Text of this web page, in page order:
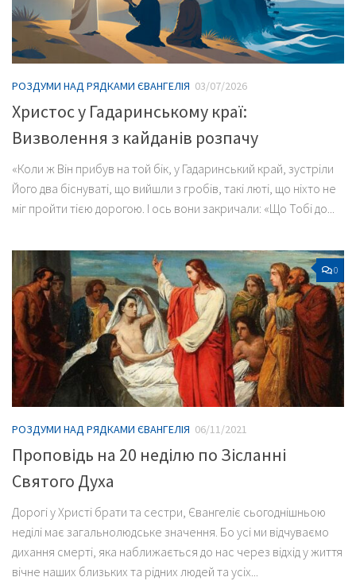
РОЗДУМИ НАД РЯДКАМИ ЄВАНГЕЛІЯ 03/07/2026
Христос у Гадаринському краї:
Визволення з кайданів розпачу
«Коли ж Він прибув на той бік, у Гадаринський край, зустріли
Його два біснуваті, що вийшли з гробів, такі люті, що ніхто не
міг пройти тією дорогою. І ось вони закричали: «Що Тобі до...
0
РОЗДУМИ НАД РЯДКАМИ ЄВАНГЕЛІЯ 06/11/2021
Проповідь на 20 неділю по Зісланні
Святого Духа
Дорогі у Христі брати та сестри, Євангеліє сьогоднішньою
неділі має загальнолюдське значення. Бо усі ми відчуваємо
дихання смерті, яка наближається до нас через відхід у життя
вічне наших близьких та рідних людей та усіх...